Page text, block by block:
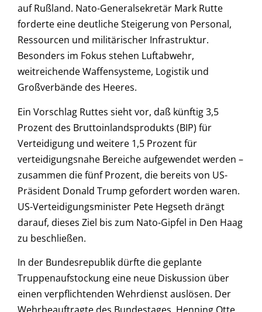
auf Rußland. Nato-Generalsekretär Mark Rutte
forderte eine deutliche Steigerung von Personal,
Ressourcen und militärischer Infrastruktur.
Besonders im Fokus stehen Luftabwehr,
weitreichende Waffensysteme, Logistik und
Großverbände des Heeres.
Ein Vorschlag Ruttes sieht vor, daß künftig 3,5
Prozent des Bruttoinlandsprodukts (BIP) für
Verteidigung und weitere 1,5 Prozent für
verteidigungsnahe Bereiche aufgewendet werden –
zusammen die fünf Prozent, die bereits von US-
Präsident Donald Trump gefordert worden waren.
US-Verteidigungsminister Pete Hegseth drängt
darauf, dieses Ziel bis zum Nato-Gipfel in Den Haag
zu beschließen.
In der Bundesrepublik dürfte die geplante
Truppenaufstockung eine neue Diskussion über
einen verpflichtenden Wehrdienst auslösen. Der